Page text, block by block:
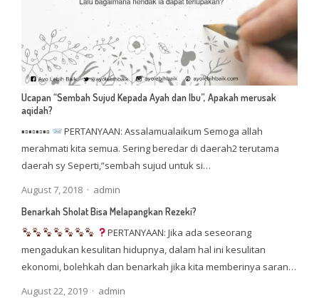
Ucapan “Sembah Sujud Kepada Ayah dan Ibu”, Apakah merusak
aqidah?
▪▫▪▫▪▫▪▫
PERTANYAAN: Assalamualaikum Semoga allah
merahmati kita semua. Sering beredar di daerah2 terutama
daerah sy Seperti,”sembah sujud untuk si…
August 7, 2018
Author
admin
Benarkah Sholat Bisa Melapangkan Rezeki?
PERTANYAAN: Jika ada seseorang
mengadukan kesulitan hidupnya, dalam hal ini kesulitan
ekonomi, bolehkah dan benarkah jika kita memberinya saran…
August 22, 2019
Author
admin